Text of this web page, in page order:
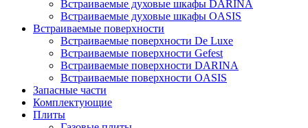
Встраиваемые духовые шкафы DARINA
Встраиваемые духовые шкафы OASIS
Встраиваемые поверхности
Встраиваемые поверхности De Luxe
Встраиваемые поверхности Gefest
Встраиваемые поверхности DARINA
Встраиваемые поверхности OASIS
Запасные части
Комплектующие
Плиты